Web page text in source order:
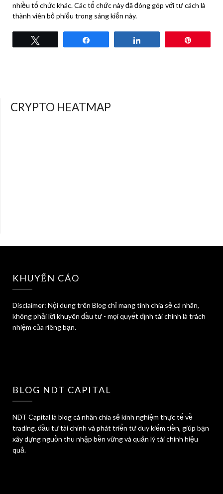
nhiều tổ chức khác. Các tổ chức này đã đóng góp với tư cách là
thành viên bỏ phiếu trong sáng kiến ​​này.
CRYPTO HEATMAP
KHUYẾN CÁO
Disclaimer: Nội dung trên Blog chỉ mang tính chia sẻ cá nhân,
không phải lời khuyên đầu tư - mọi quyết định tài chính là trách
nhiệm của riêng bạn.
BLOG NDT CAPITAL
NDT Capital là blog cá nhân chia sẻ kinh nghiệm thực tế về
trading, đầu tư tài chính và phát triển tư duy kiếm tiền, giúp bạn
xây dựng nguồn thu nhập bền vững và quản lý tài chính hiệu
quả.